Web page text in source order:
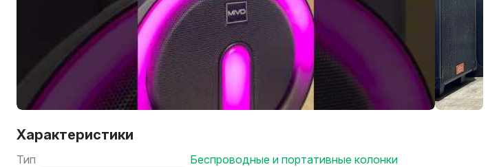
Характеристики
Тип
Беспроводные и портативные колонки